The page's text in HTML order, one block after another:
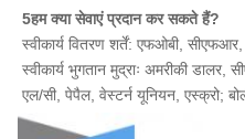
5हम क्या सेवाएं प्रदान कर सकते हैं?
स्वीकार्य वितरण शर्तें: एफओबी,
स्वीकार्य भुगतान मुद्राः अमरीकी डालर,
एल/सी, पेपैल, वेस्टर्न यूनियन, एस्क्रो;